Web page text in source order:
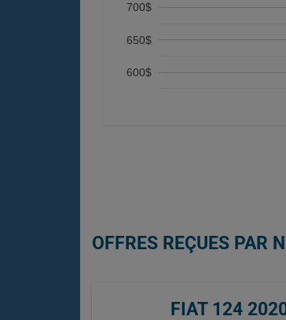
600$
650$
700$
OFFRES REÇUES PAR
FIAT 124